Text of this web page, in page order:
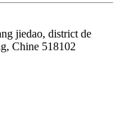
jiedao, district de
Chine 518102